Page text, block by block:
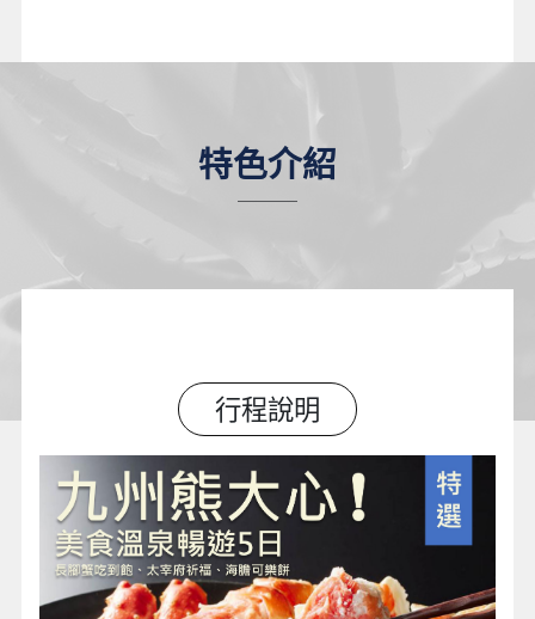
特色介紹
行程說明